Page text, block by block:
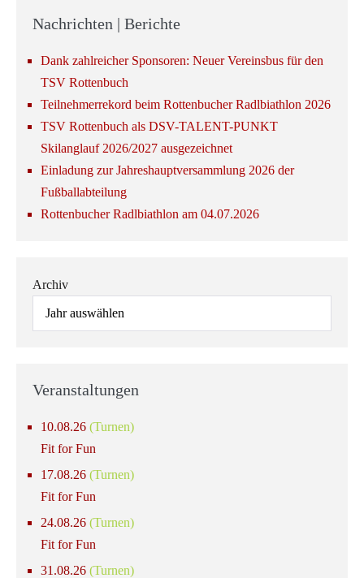
Nachrichten | Berichte
Dank zahlreicher Sponsoren: Neuer Vereinsbus für den
TSV Rottenbuch
Teilnehmerrekord beim Rottenbucher Radlbiathlon 2026
TSV Rottenbuch als DSV-TALENT-PUNKT
Skilanglauf 2026/2027 ausgezeichnet
Einladung zur Jahreshauptversammlung 2026 der
Fußballabteilung
Rottenbucher Radlbiathlon am 04.07.2026
Archiv
Veranstaltungen
10.08.26 (Turnen)
Fit for Fun
17.08.26 (Turnen)
Fit for Fun
24.08.26 (Turnen)
Fit for Fun
31.08.26 (Turnen)